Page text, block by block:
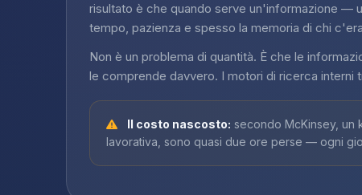
risultato è che quando serve un'informazione —
tempo, pazienza e spesso la memoria di chi
Non è un problema di quantità. È che le
le comprende davvero. I motori di ricerca interni
Il costo nascosto: secondo McKinsey, un
lavorativa, sono quasi due ore perse — ogni